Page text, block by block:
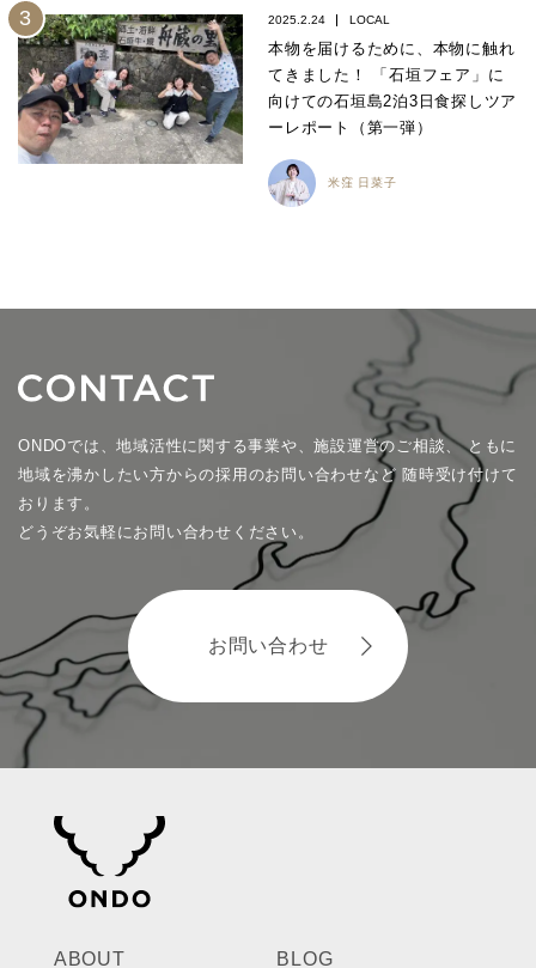
2025.2.24 LOCAL
本物を届けるために、本物に触れ
てきました！ 「石垣フェア」に
向けての石垣島2泊3日食探しツア
ーレポート（第一弾）
米窪 日菜子
ONDOでは、地域活性に関する事業や、施設運営のご相談、ともに
地域を沸かしたい方からの採用のお問い合わせなど 随時受け付けて
おります。
どうぞお気軽にお問い合わせください。
お問い合わせ
ABOUT BLOG